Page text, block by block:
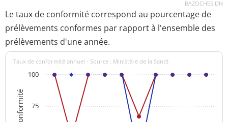
BAZOCHES DN
Le taux de conformité correspond au pourcentage de
prélèvements conformes par rapport à l'ensemble des
prélèvements d'une année.
Taux de conformité annuel - Source : Ministère de la Santé
75
100